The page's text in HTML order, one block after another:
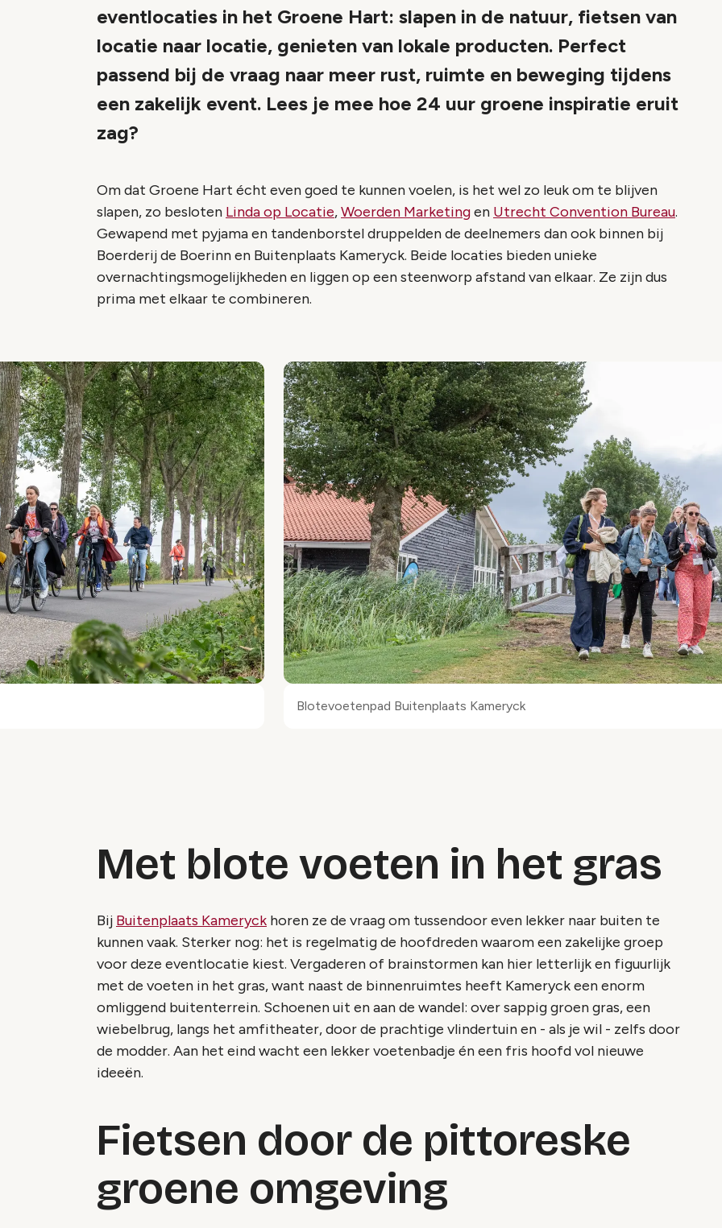
eventlocaties in het Groene Hart: slapen in de natuur, fietsen van
locatie naar locatie, genieten van lokale producten. Perfect
passend bij de vraag naar meer rust, ruimte en beweging tijdens
een zakelijk event. Lees je mee hoe 24 uur groene inspiratie eruit
zag?
Om dat Groene Hart écht even goed te kunnen voelen, is het wel zo leuk om te blijven
slapen, zo besloten Linda op Locatie,Woerden Marketingen Utrecht Convention Bureau.
Gewapend met pyjama en tandenborstel druppelden de deelnemers dan ook binnen bij
Boerderij de Boerinn en Buitenplaats Kameryck. Beide locaties bieden unieke
overnachtingsmogelijkheden en liggen op een steenworp afstand van elkaar. Ze zijn dus
prima met elkaar te combineren.
Blotevoetenpad Buitenplaats Kameryck
Met blote voeten in het gras
Bij Buitenplaats Kameryck horen ze de vraag om tussendoor even lekker naar buiten te
kunnen vaak. Sterker nog: het is regelmatig de hoofdreden waarom een zakelijke groep
voor deze eventlocatie kiest. Vergaderen of brainstormen kan hier letterlijk en figuurlijk
met de voeten in het gras, want naast de binnenruimtes heeft Kameryck een enorm
omliggend buitenterrein. Schoenen uit en aan de wandel: over sappig groen gras, een
wiebelbrug, langs het amfitheater, door de prachtige vlindertuin en - als je wil - zelfs door
de modder. Aan het eind wacht een lekker voetenbadje én een fris hoofd vol nieuwe
ideeën.
Fietsen door de pittoreske
groene omgeving